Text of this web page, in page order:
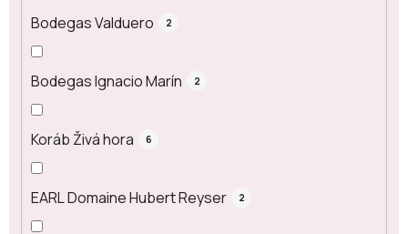
Bodegas Valduero 2
Bodegas Ignacio Marín 2
Koráb Živá hora 6
EARL Domaine Hubert Reyser 2